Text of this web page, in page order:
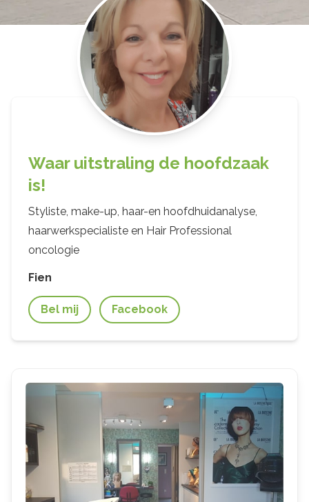
Waar uitstraling de hoofdzaak
is!
Styliste, make-up, haar-en hoofdhuidanalyse,
haarwerkspecialiste en Hair Professional
oncologie
Fien
Bel mij Facebook